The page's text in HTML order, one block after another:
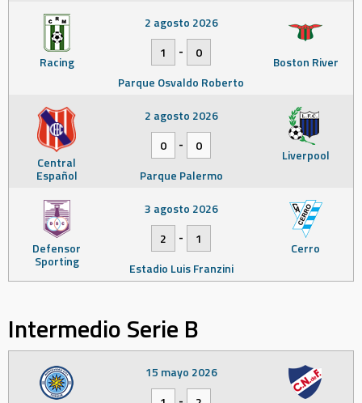
Racing Boston River
2 agosto 2026
1
-
0
Parque Osvaldo Roberto
Central
Español
Liverpool
2 agosto 2026
0
-
0
Parque Palermo
Defensor
Sporting
Cerro
3 agosto 2026
2
-
1
Estadio Luis Franzini
Intermedio Serie B
15 mayo 2026